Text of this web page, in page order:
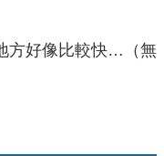
方好像比較快…（無